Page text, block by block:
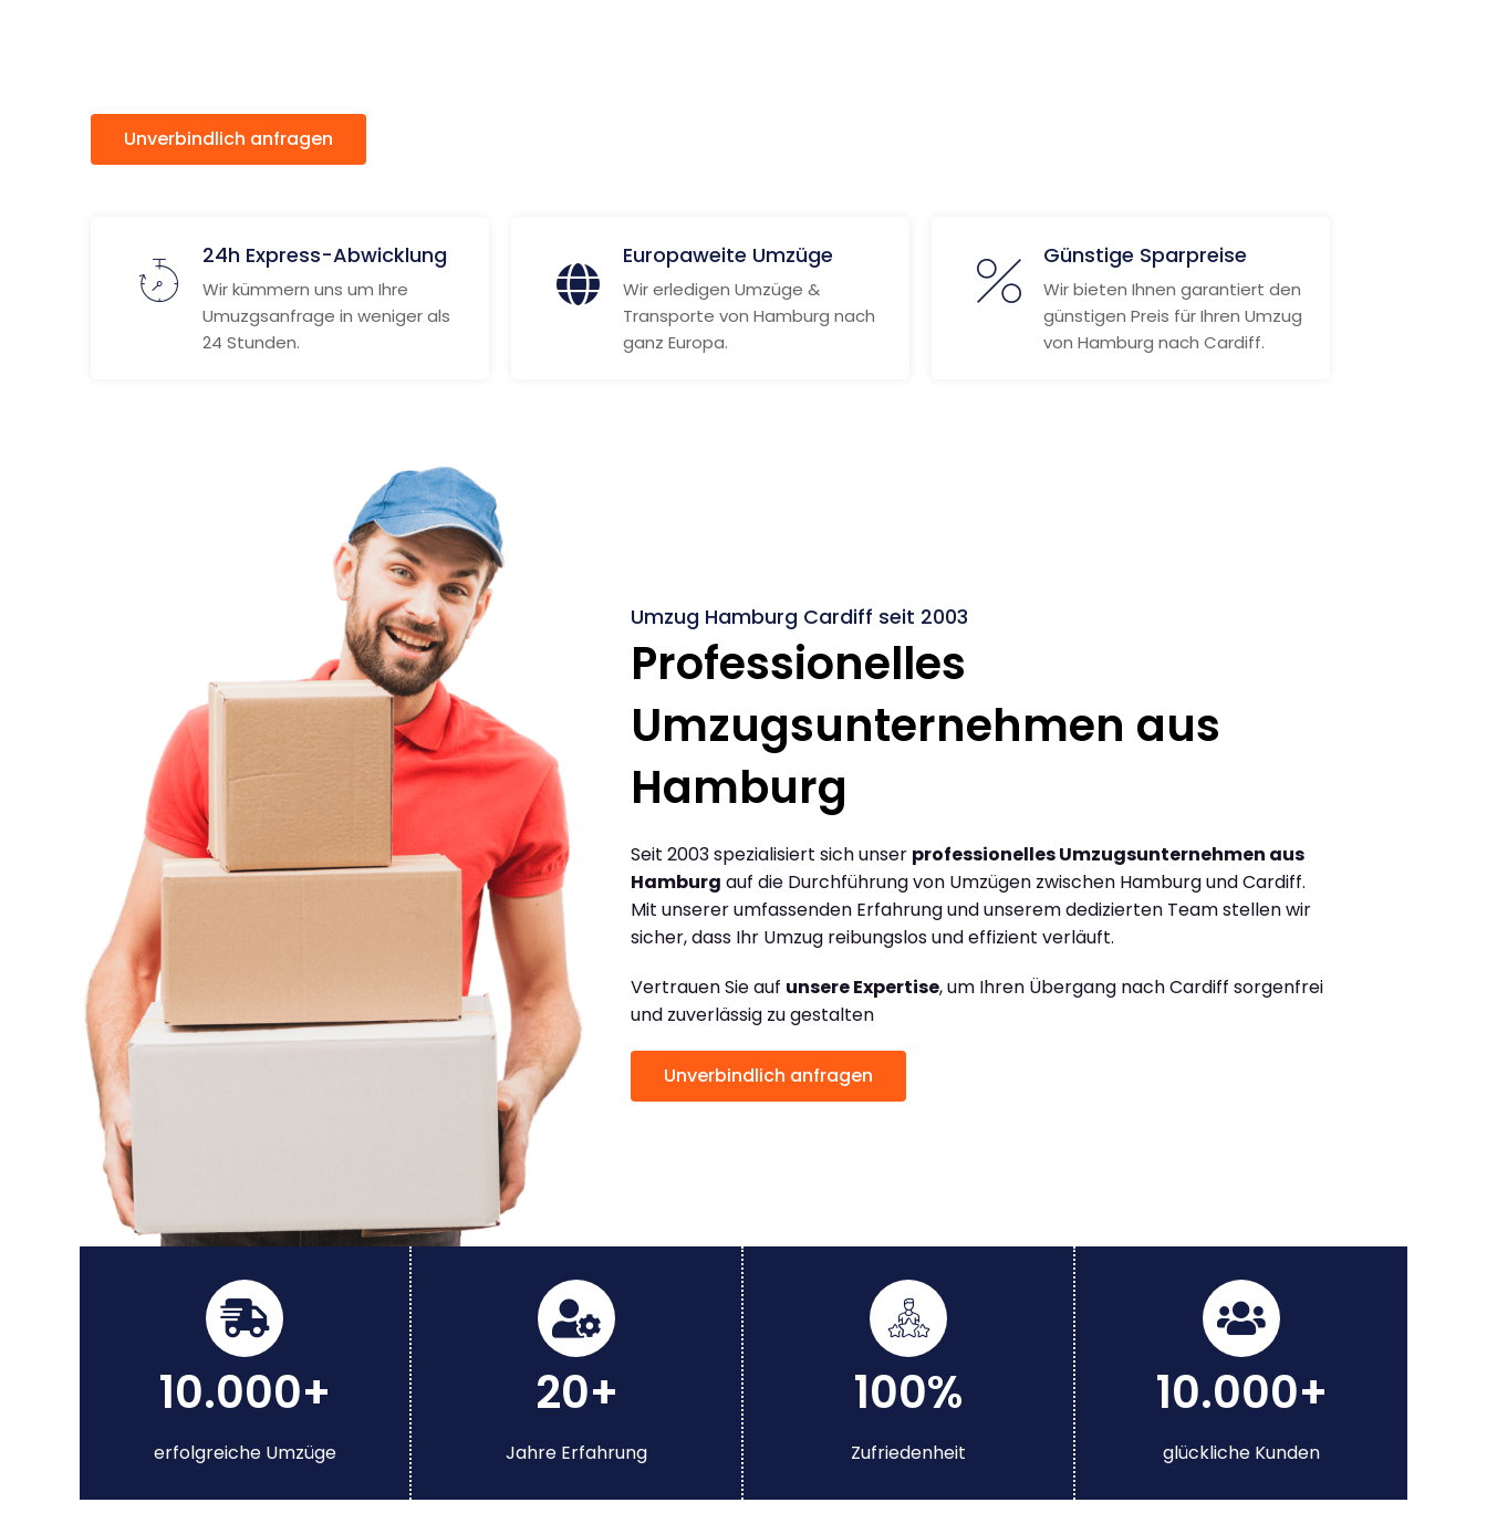
Unverbindlich anfragen
24h Express-Abwicklung
Wir kümmern uns um Ihre
Umuzgsanfrage in weniger als
24 Stunden.
Europaweite Umzüge
Wir erledigen Umzüge &
Transporte von Hamburg nach
ganz Europa.
Günstige Sparpreise
Wir bieten Ihnen garantiert den
günstigen Preis für Ihren Umzug
von Hamburg nach Cardiff.
Umzug Hamburg Cardiff seit 2003
Professionelles
Umzugsunternehmen aus
Hamburg
Seit 2003 spezialisiert sich unser professionelles Umzugsunternehmen aus
Hamburg auf die Durchführung von Umzügen zwischen Hamburg und Cardiff.
Mit unserer umfassenden Erfahrung und unserem dedizierten Team stellen wir
sicher, dass Ihr Umzug reibungslos und effizient verläuft.
Vertrauen Sie auf unsere Expertise, um Ihren Übergang nach Cardiff sorgenfrei
und zuverlässig zu gestalten
Unverbindlich anfragen
10.000+
erfolgreiche Umzüge
20+
Jahre Erfahrung
100%
Zufriedenheit
10.000+
glückliche Kunden